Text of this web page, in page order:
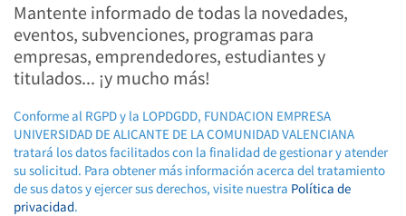
Mantente informado de todas la novedades,
eventos, subvenciones, programas para
empresas, emprendedores, estudiantes y
titulados... ¡y mucho más!
Conforme al RGPD y la LOPDGDD, FUNDACION EMPRESA
UNIVERSIDAD DE ALICANTE DE LA COMUNIDAD VALENCIANA
tratará los datos facilitados con la finalidad de gestionar y atender
su solicitud. Para obtener más información acerca del tratamiento
de sus datos y ejercer sus derechos, visite nuestra Política de
privacidad.